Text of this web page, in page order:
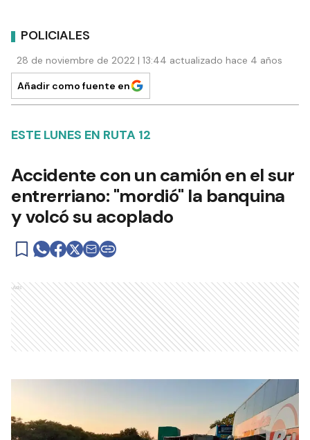
POLICIALES
28 de noviembre de 2022 | 13:44 actualizado hace 4 años
Añadir como fuente en
ESTE LUNES EN RUTA 12
Accidente con un camión en el sur
entrerriano: "mordió" la banquina
y volcó su acoplado
Ads